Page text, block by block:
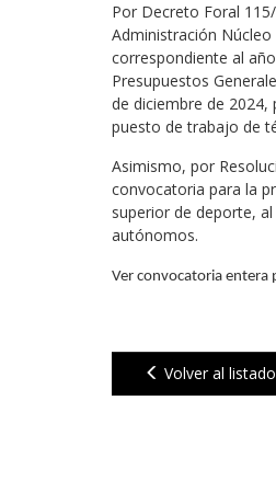
Por Decreto Foral
Administración
correspondiente al
Presupuestos
de diciembre de
puesto de trabajo de
Asimismo, por
convocatoria para la
superior de deporte,
autónomos.
Ver convocatoria entera
Volver al listado